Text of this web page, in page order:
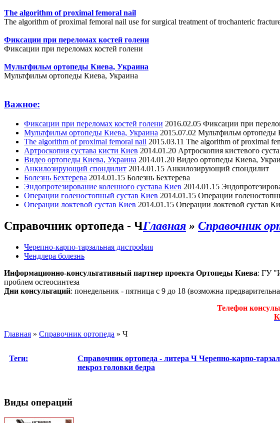
The algorithm of proximal femoral nail
The algorithm of proximal femoral nail use for surgical treatment of trochanteric
Фиксации при переломах костей голени
Фиксации при переломах костей голени
Мультфильм ортопеды Киева, Украина
Мультфильм ортопеды Киева, Украина
Важное:
Фиксации при переломах костей голени 2016.02.05 Фиксации при
Мультфильм ортопеды Киева, Украина 2015.07.02 Мультфильм ортопеды
The algorithm of proximal femoral nail 2015.03.11 The algorithm of proximal
Артроскопия сустава кисти Киев 2014.01.20 Артроскопия кистевого
Видео ортопеды Киева, Украина 2014.01.20 Видео ортопеды Киева,
Анкилозирующий спондилит 2014.01.15 Анкилозирующий спондилит
Болезнь Бехтерева 2014.01.15 Болезнь Бехтерева
Эндопротезирование коленного сустава Киев 2014.01.15
Операции голеностопный сустав Киев 2014.01.15 Операции
Операции локтевой сустав Киев 2014.01.15 Операции локтевой сустав
Справочник ортопеда - ЧГлавная » Справочник
Черепно-карпо-тарзальная дистрофия
Чендлера болезнь
Информационно-консультативный партнер проекта Ортопеды Киева: ГУ
проблем остеосинтеза
Дни консультаций: понедельник - пятница с 9 до 18 (возможна
Телефон
Главная » Справочник ортопеда » Ч
Теги: Справочник ортопеда - литера Ч Черепно-карпо-
некроз головки бедра
Виды операций